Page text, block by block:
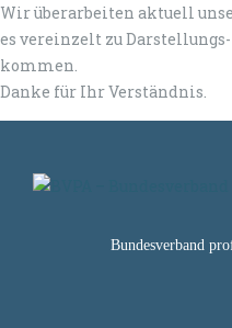
Wir überarbeiten aktuell
es vereinzelt zu
kommen.
Danke für Ihr Verständnis.
Bundesverband